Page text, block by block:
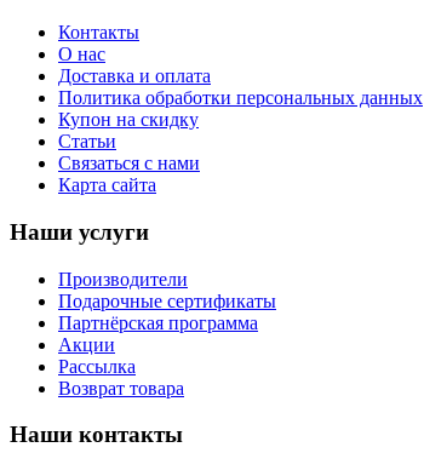
Контакты
О нас
Доставка и оплата
Политика обработки персональных данных
Купон на скидку
Статьи
Связаться с нами
Карта сайта
Наши услуги
Производители
Подарочные сертификаты
Партнёрская программа
Акции
Рассылка
Возврат товара
Наши контакты